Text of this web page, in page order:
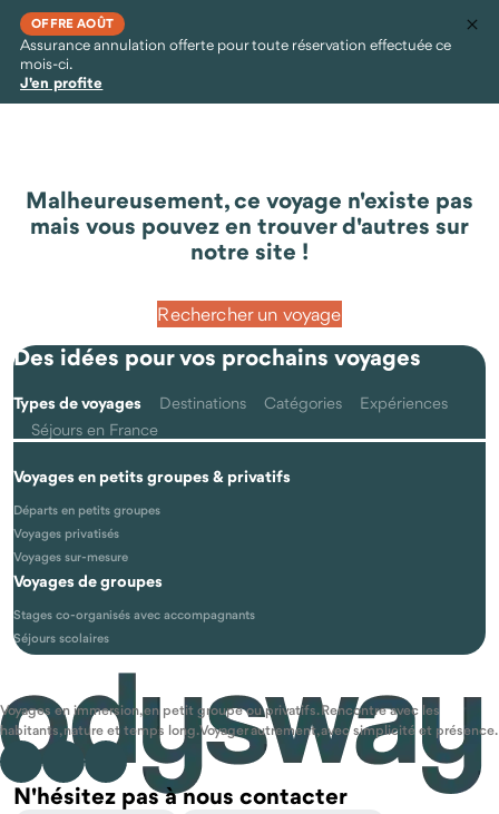
OFFRE AOÛT
Assurance annulation offerte pour toute réservation effectuée ce
mois-ci.
J'en profite
Malheureusement, ce voyage n'existe pas
mais vous pouvez en trouver d'autres sur
notre site !
Rechercher un voyage
Des idées pour vos prochains voyages
Types de voyages Destinations Catégories
Expériences
Séjours en France
Voyages en petits groupes & privatifs
Départs en petits groupes
Voyages privatisés
Voyages sur-mesure
Voyages de groupes
Stages co-organisés avec accompagnants
Séjours scolaires
Voyages en immersion, en petit groupe ou privatifs. Rencontre avec les
habitants, nature et temps long. Voyager autrement, avec simplicité et présence.
N'hésitez pas à nous contacter